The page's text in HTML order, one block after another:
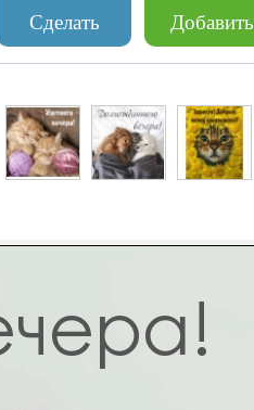
Добавить
Сделать